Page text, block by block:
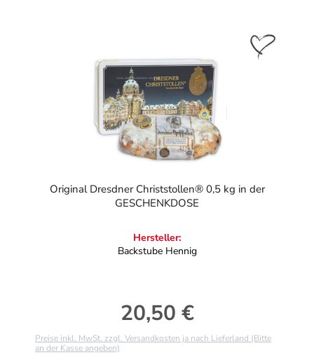
Original Dresdner Christstollen® 0,5 kg in der
GESCHENKDOSE
Hersteller:
Backstube Hennig
Regulärer Preis:
20,50 €
Preise inkl. MwSt. zzgl. Versandkosten ja nach Lieferland (Bitte
an der Kasse angeben)